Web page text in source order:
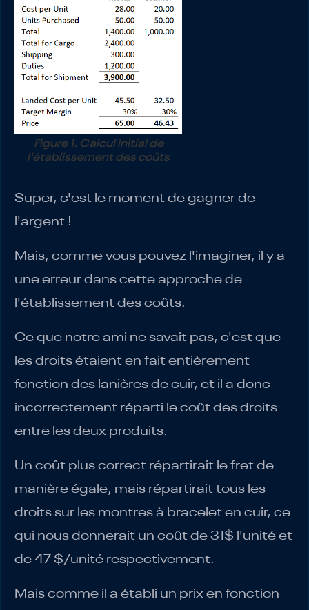
Figure 1. Calcul initial de
l'établissement des coûts
Super, c'est le moment de gagner de
l'argent !
Mais, comme vous pouvez l'imaginer, il y a
une erreur dans cette approche de
l'établissement des coûts.
Ce que notre ami ne savait pas, c'est que
les droits étaient en fait entièrement
fonction des lanières de cuir, et il a donc
incorrectement réparti le coût des droits
entre les deux produits.
Un coût plus correct répartirait le fret de
manière égale, mais répartirait tous les
droits sur les montres à bracelet en cuir, ce
qui nous donnerait un coût de 31$ l'unité et
de 47 $/unité respectivement.
Mais comme il a établi un prix en fonction